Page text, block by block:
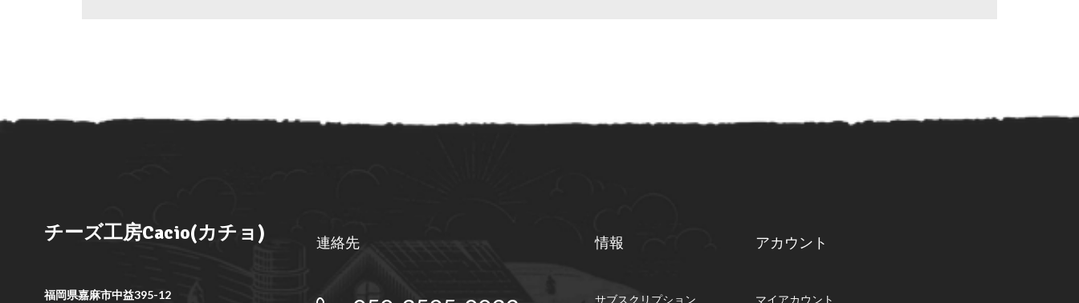
チーズ工房Cacio(カチョ)
福岡県嘉麻市中益395-12
連絡先 情報
サブスクリプション
アカウント
マイアカウント